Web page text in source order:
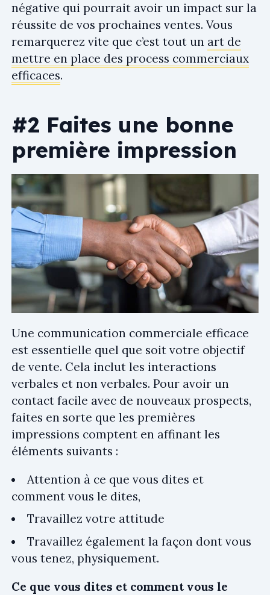
négative qui pourrait avoir un impact sur la
réussite de vos prochaines ventes. Vous
remarquerez vite que c’est tout un art de
mettre en place des process commerciaux
efficaces.
#2 Faites une bonne
première impression
Une communication commerciale efficace
est essentielle quel que soit votre objectif
de vente. Cela inclut les interactions
verbales et non verbales. Pour avoir un
contact facile avec de nouveaux prospects,
faites en sorte que les premières
impressions comptent en affinant les
éléments suivants :
Attention à ce que vous dites et
comment vous le dites,
Travaillez votre attitude
Travaillez également la façon dont vous
vous tenez, physiquement.
Ce que vous dites et comment vous le